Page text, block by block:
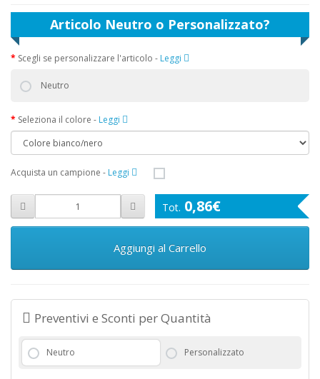
Articolo Neutro o Personalizzato?
Scegli se personalizzare l'articolo - Leggi
Neutro
Seleziona il colore - Leggi
Acquista un campione - Leggi
0,86€
Aggiungi al Carrello
Preventivi e Sconti per Quantità
Neutro Personalizzato